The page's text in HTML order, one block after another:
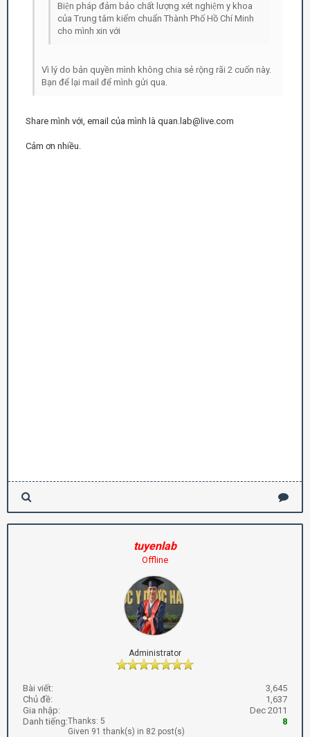
Biện pháp đảm bảo chất lượng xét nghiệm y khoa
của Trung tâm kiểm chuẩn Thành Phố Hồ Chí Minh
cho mình xin với
Vì lý do bản quyền mình không chia sẻ rộng rãi 2 cuốn này.
Bạn để lại mail để mình gửi qua.
Share mình với, email của mình là quan.lab@live.com
Cảm ơn nhiều.
tuyenlab
Offline
Administrator
Bài viết:
3,645
Chủ đề:
1,637
Gia nhập:
Dec 2011
Danh tiếng:
8
Thanks: 5
Given 91 thank(s) in 82 post(s)